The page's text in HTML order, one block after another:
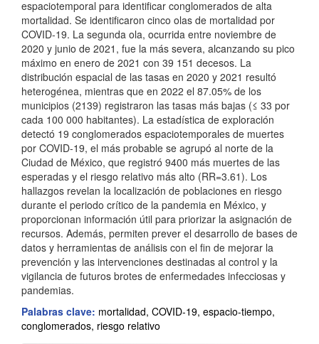
p
a
l
d
e
l
a
r
t
í
c
u
l
o
espaciotemporal para identificar conglomerados de alta
mortalidad. Se identificaron cinco olas de mortalidad por
COVID-19. La segunda ola, ocurrida entre noviembre de
2020 y junio de 2021, fue la más severa, alcanzando su pico
máximo en enero de 2021 con 39 151 decesos. La
distribución espacial de las tasas en 2020 y 2021 resultó
heterogénea, mientras que en 2022 el 87.05% de los
municipios (2139) registraron las tasas más bajas (≤ 33 por
cada 100 000 habitantes). La estadística de exploración
detectó 19 conglomerados espaciotemporales de muertes
por COVID-19, el más probable se agrupó al norte de la
Ciudad de México, que registró 9400 más muertes de las
esperadas y el riesgo relativo más alto (RR=3.61). Los
hallazgos revelan la localización de poblaciones en riesgo
durante el periodo crítico de la pandemia en México, y
proporcionan información útil para priorizar la asignación de
recursos. Además, permiten prever el desarrollo de bases de
datos y herramientas de análisis con el fin de mejorar la
prevención y las intervenciones destinadas al control y la
vigilancia de futuros brotes de enfermedades infecciosas y
pandemias.
Palabras clave: mortalidad, COVID-19, espacio-tiempo,
conglomerados, riesgo relativo